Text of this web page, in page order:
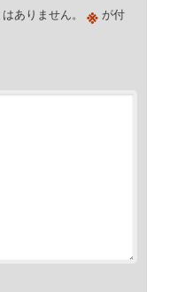
ありません。 ※ が付